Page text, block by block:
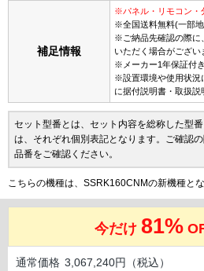
補足情報
※パネル・リモコン・
※全国送料無料(一部
※ご納品先確認の際に
いただく場合がござい
※メーカー1年保証付き
※設置環境や使用状況
に据付説明書・取扱説
セット型番とは、セット内容を総称した型
は、それぞれ個別表記となります。ご確認
品番をご確認ください。
こちらの機種は、SSRK160CNMの新機種とな
今だけ 81%
通常価格 3,067,240円（税込）